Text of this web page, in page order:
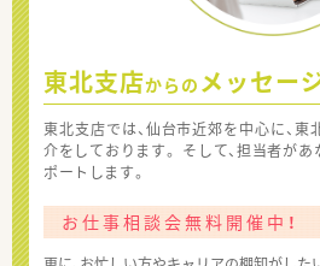
東北支店からの メッセー
東北支店では、仙台市近郊を中心に、
介をしております。 そして、担当者が
ポートします。
お仕事相談会無料開催中！